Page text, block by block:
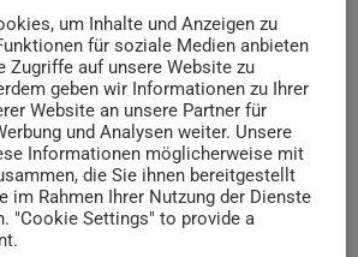
traditionelle Wein-Collier überreicht.
aus Gönnheim wurde für ihre
Ausstrahlung geehrt und vertritt die
bei etwa 200 Terminen im In-
1984 würdigt das Collier das
für den deutschen Weinbau.
Amt besonders junge Menschen
um Inhalte und Anzeigen zu
für soziale Medien anbieten
Zugriffe auf unsere Website zu
geben wir Informationen zu Ihrer
Website an unsere Partner für
und Analysen weiter. Unsere
Informationen möglicherweise mit
die Sie ihnen bereitgestellt
im Rahmen Ihrer Nutzung der Dienste
"Cookie Settings" to provide a